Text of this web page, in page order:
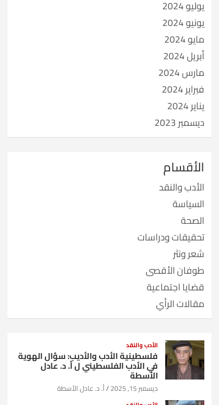
يوليو 2024
يونيو 2024
مايو 2024
أبريل 2024
مارس 2024
فبراير 2024
يناير 2024
ديسمبر 2023
الأقسام
الأدب والنقد
السياسة
الصحة
تحقيقات ودراسات
شعر ونثر
طوفان الأقصى
قضايا اجتماعية
مقالات الرأي
الأدب والنقد
فلسطينية الأدب والأديب: سؤال الهوية
في الأدب الفلسطيني ل أ. د. عادل
الأسطة
ديسمبر 15, 2025 أ. د. عادل الأسطة